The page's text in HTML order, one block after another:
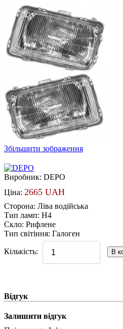
Збільшити зображення
Виробник: DEPO
Ціна: 2665 UAH
Сторона: Ліва водійська
Тип ламп: H4
Скло: Рифлене
Тип світіння: Галоген
Кількість:
Відгук
Залишити відгук